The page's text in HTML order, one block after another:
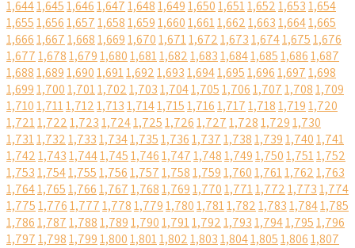
1,6441,6451,6461,6471,6481,6491,6501,6511,6521,6531,654
1,6551,6561,6571,6581,6591,6601,6611,6621,6631,6641,665
1,6661,6671,6681,6691,6701,6711,6721,6731,6741,6751,676
1,6771,6781,6791,6801,6811,6821,6831,6841,6851,6861,687
1,6881,6891,6901,6911,6921,6931,6941,6951,6961,6971,698
1,6991,7001,7011,7021,7031,7041,7051,7061,7071,7081,709
1,7101,7111,7121,7131,7141,7151,7161,7171,7181,7191,720
1,7211,7221,7231,7241,7251,7261,7271,7281,7291,730
1,7311,7321,7331,7341,7351,7361,7371,7381,7391,7401,741
1,7421,7431,7441,7451,7461,7471,7481,7491,7501,7511,752
1,7531,7541,7551,7561,7571,7581,7591,7601,7611,7621,763
1,7641,7651,7661,7671,7681,7691,7701,7711,7721,7731,774
1,7751,7761,7771,7781,7791,7801,7811,7821,7831,7841,785
1,7861,7871,7881,7891,7901,7911,7921,7931,7941,7951,796
1,7971,7981,7991,8001,8011,8021,8031,8041,8051,8061,807